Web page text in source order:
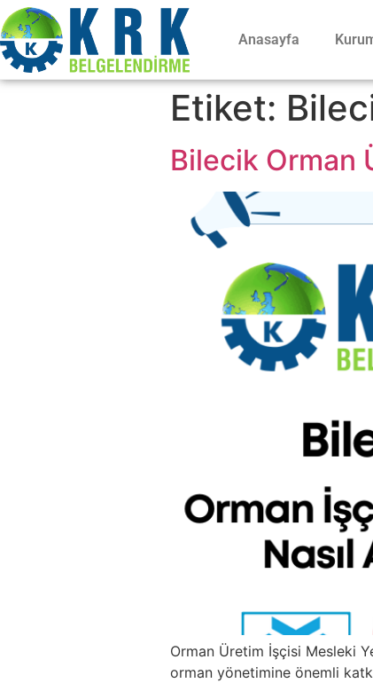
Anasayfa
Etiket:
Bilecik Orman
Orman Üretim İşçisi Mesleki
orman yönetimine önemli